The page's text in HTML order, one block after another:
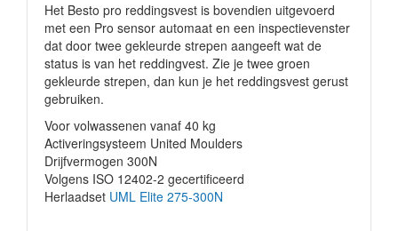
Het Besto pro reddingsvest is bovendien uitgevoerd
met een Pro sensor automaat en een inspectievenster
dat door twee gekleurde strepen aangeeft wat de
status is van het reddingvest. Zie je twee groen
gekleurde strepen, dan kun je het reddingsvest gerust
gebruiken.
Voor volwassenen vanaf 40 kg
Activeringsysteem United Moulders
Drijfvermogen 300N
Volgens ISO 12402-2 gecertificeerd
Herlaadset UML Elite 275-300N